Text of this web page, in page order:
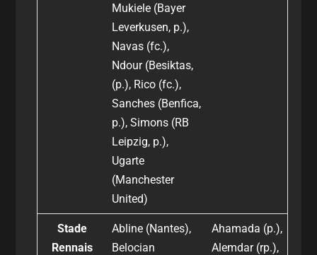
Mukiele (Bayer
Leverkusen, p.),
Navas (fc.),
Ndour (Besiktas,
(p.), Rico (fc.),
Sanches (Benfica,
p.), Simons (RB
Leipzig, p.),
Ugarte
(Manchester
United)
Stade
Rennais
Abline (Nantes),
Belocian
Ahamada (p.),
Alemdar (rp.),